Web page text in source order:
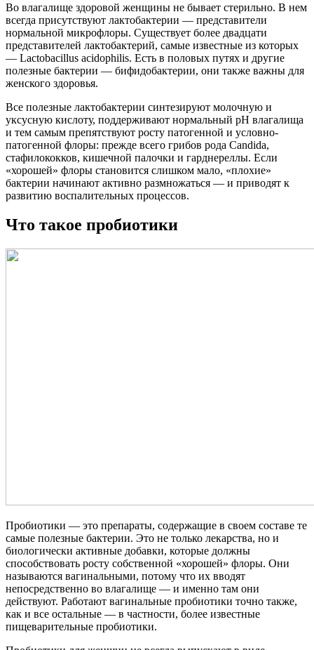
Во влагалище здоровой женщины не бывает стерильно. В нем
всегда присутствуют лактобактерии — представители
нормальной микрофлоры. Существует более двадцати
представителей лактобактерий, самые известные из которых
— Lactobacillus acidophilis. Есть в половых путях и другие
полезные бактерии — бифидобактерии, они также важны для
женского здоровья.
Все полезные лактобактерии синтезируют молочную и
уксусную кислоту, поддерживают нормальный pH влагалища
и тем самым препятствуют росту патогенной и условно-
патогенной флоры: прежде всего грибов рода Candida,
стафилококков, кишечной палочки и гарднереллы. Если
«хорошей» флоры становится слишком мало, «плохие»
бактерии начинают активно размножаться — и приводят к
развитию воспалительных процессов.
Что такое пробиотики
Пробиотики — это препараты, содержащие в своем составе те
самые полезные бактерии. Это не только лекарства, но и
биологически активные добавки, которые должны
способствовать росту собственной «хорошей» флоры. Они
называются вагинальными, потому что их вводят
непосредственно во влагалище — и именно там они
действуют. Работают вагинальные пробиотики точно также,
как и все остальные — в частности, более известные
пищеварительные пробиотики.